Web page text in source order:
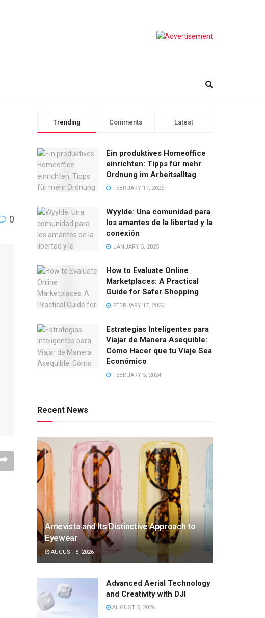
0
Trending Comments Latest
Ein produktives Homeoffice
einrichten: Tipps für mehr
Ordnung im Arbeitsalltag
FEBRUARY 17, 2026
Wyylde: Una comunidad para
los amantes de la libertad y la
conexión
JANUARY 5, 2025
How to Evaluate Online
Marketplaces: A Practical
Guide for Safer Shopping
FEBRUARY 17, 2026
Estrategias Inteligentes para
Viajar de Manera Asequible:
Cómo Hacer que tu Viaje Sea
Económico
FEBRUARY 5, 2024
Recent News
Amevista and Its Distinctive Approach to
Eyewear
AUGUST 5, 2026
Advanced Aerial Technology
and Creativity with DJI
AUGUST 5, 2026